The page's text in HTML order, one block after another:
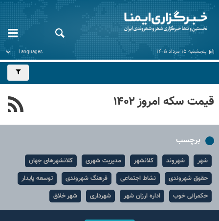
پنجشنبه ۱۵ مرداد ۱۴۰۵
قیمت سکه امروز ۱۴۰۲
برچسب
شهر شهروند کلانشهر مدیریت شهری
کلانشهرهای جهان
حقوق شهروندی
نشاط اجتماعی فرهنگ شهروندی
توسعه پایدار
حکمرانی خوب
اداره ارزان شهر شهرداری شهر خلاق